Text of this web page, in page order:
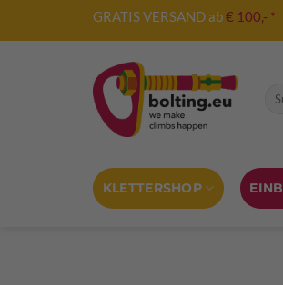
GRATIS VERSAND ab€ 100,- *
KLETTERSHOP